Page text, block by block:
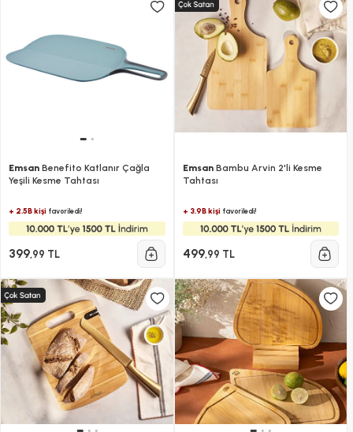
Emsan Benefito Katlanır Çağla
Yeşili Kesme Tahtası
+ 2.5B kişi favoriledi!
399,99 TL
EmsanBambu Arvin 2'li Kesme
Tahtası
+ 3.9B kişifavoriledi!
499,99 TL